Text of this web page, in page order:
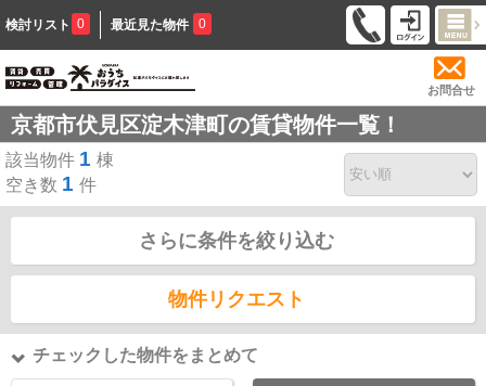
検討リスト 0 最近見た物件 0
お問合せ
京都市伏見区淀木津町の賃貸物件一覧！
該当物件 1 棟
空き数 1 件
さらに条件を絞り込む
物件リクエスト
チェックした物件をまとめて